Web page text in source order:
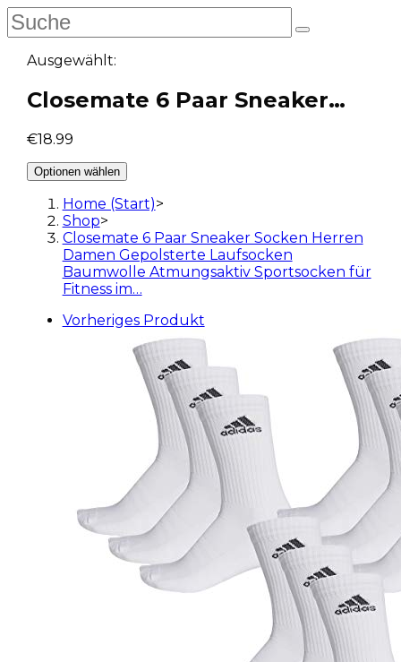
Ausgewählt:
Closemate 6 Paar Sneaker…
€18.99
Optionen wählen
Home (Start)>
Shop>
Closemate 6 Paar Sneaker Socken Herren
Damen Gepolsterte Laufsocken
Baumwolle Atmungsaktiv Sportsocken für
Fitness im…
Vorheriges Produkt